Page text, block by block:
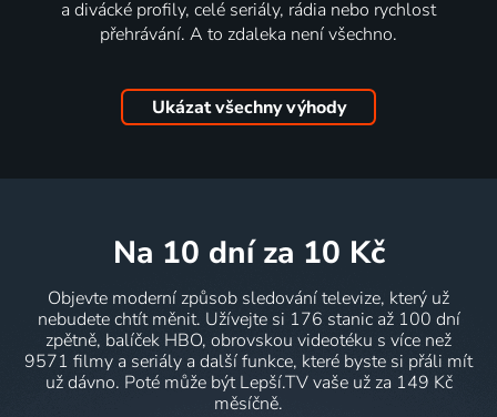
a divácké profily, celé seriály, rádia nebo rychlost
přehrávání. A to zdaleka není všechno.
Ukázat všechny výhody
na 10 dní za 10 Kč
Objevte moderní způsob sledování televize, který už
nebudete chtít měnit. Užívejte si 176 stanic až 100 dní
zpětně, balíček HBO, obrovskou videotéku s více než
9571 filmy a seriály a další funkce, které byste si přáli mít
už dávno. Poté může být Lepší.TV vaše už za 149 Kč
měsíčně.